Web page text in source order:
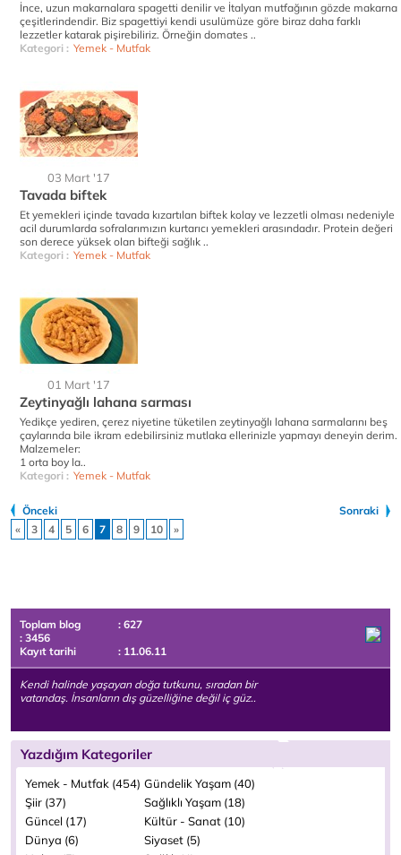
İnce, uzun makarnalara spagetti denilir ve İtalyan mutfağının gözde makarna
çeşitlerindendir. Biz spagettiyi kendi usulümüze göre biraz daha farklı
lezzetler katarak pişirebiliriz. Örneğin domates ..
Kategori : Yemek - Mutfak
03 Mart '17
Tavada biftek
Et yemekleri içinde tavada kızartılan biftek kolay ve lezzetli olması nedeniyle
acil durumlarda sofralarımızın kurtarıcı yemekleri arasındadır. Protein değeri
son derece yüksek olan bifteği sağlık ..
Kategori : Yemek - Mutfak
01 Mart '17
Zeytinyağlı lahana sarması
Yedikçe yediren, çerez niyetine tüketilen zeytinyağlı lahana sarmalarını beş
çaylarında bile ikram edebilirsiniz mutlaka ellerinizle yapmayı deneyin derim.
Malzemeler:
1 orta boy la..
Kategori : Yemek - Mutfak
Önceki
Sonraki
«
3 4 5 6 7 8 9 10 »
Toplam blog
: 627
: 3456
Kayıt tarihi
: 11.06.11
Kendi halinde yaşayan doğa tutkunu, sıradan bir
vatandaş. İnsanların dış güzelliğine değil iç güz..
Yazdığım Kategoriler
Yemek - Mutfak (454) Gündelik Yaşam (40)
Şiir (37)
Sağlıklı Yaşam (18)
Güncel (17)
Kültür - Sanat (10)
Dünya (6)
Siyaset (5)